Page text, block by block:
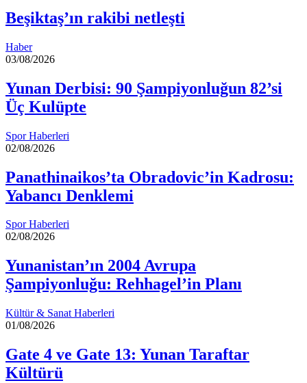
Beşiktaş’ın rakibi netleşti
Haber
03/08/2026
Yunan Derbisi: 90 Şampiyonluğun 82’si
Üç Kulüpte
Spor Haberleri
02/08/2026
Panathinaikos’ta Obradovic’in Kadrosu:
Yabancı Denklemi
Spor Haberleri
02/08/2026
Yunanistan’ın 2004 Avrupa
Şampiyonluğu: Rehhagel’in Planı
Kültür & Sanat Haberleri
01/08/2026
Gate 4 ve Gate 13: Yunan Taraftar
Kültürü